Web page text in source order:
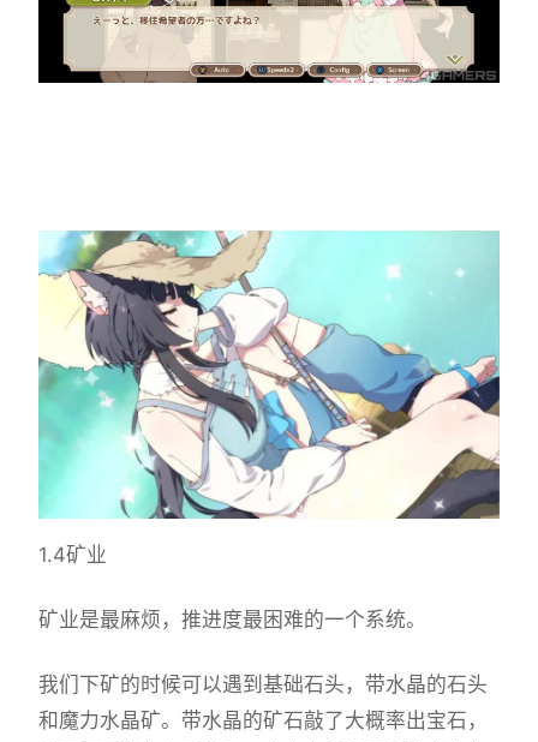
1.4矿业
矿业是最麻烦，推进度最困难的一个系统。
我们下矿的时候可以遇到基础石头，带水晶的石头
和魔力水晶矿。带水晶的矿石敲了大概率出宝石，